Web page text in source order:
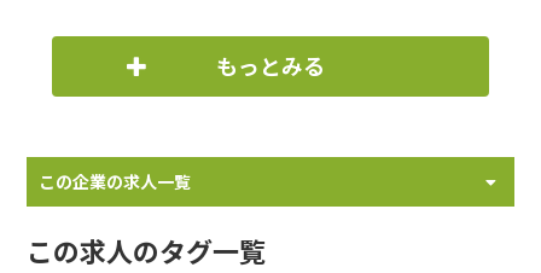
もっとみる
この企業の求人一覧
この求人のタグ一覧